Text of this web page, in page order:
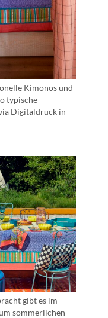
Kimonos und
typische
Digitaldruck in
gibt es im
sommerlichen